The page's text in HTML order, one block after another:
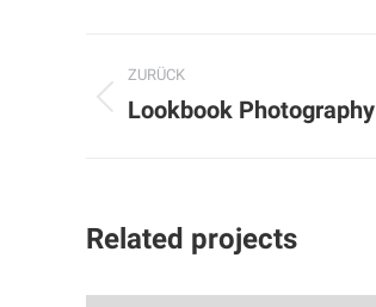
Project
navigation
ZURÜCK
Previous
Lookbook Photography
Related projects